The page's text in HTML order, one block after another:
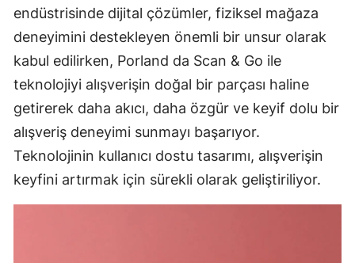
endüstrisinde dijital çözümler, fiziksel mağaza
deneyimini destekleyen önemli bir unsur olarak
kabul edilirken, Porland da Scan & Go ile
teknolojiyi alışverişin doğal bir parçası haline
getirerek daha akıcı, daha özgür ve keyif dolu bir
alışveriş deneyimi sunmayı başarıyor.
Teknolojinin kullanıcı dostu tasarımı, alışverişin
keyfini artırmak için sürekli olarak geliştiriliyor.